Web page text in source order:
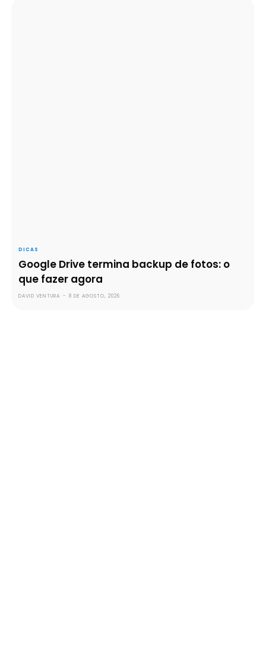
DICAS
Google Drive termina backup de fotos: o
que fazer agora
DAVID VENTURA - 8 DE AGOSTO, 2026